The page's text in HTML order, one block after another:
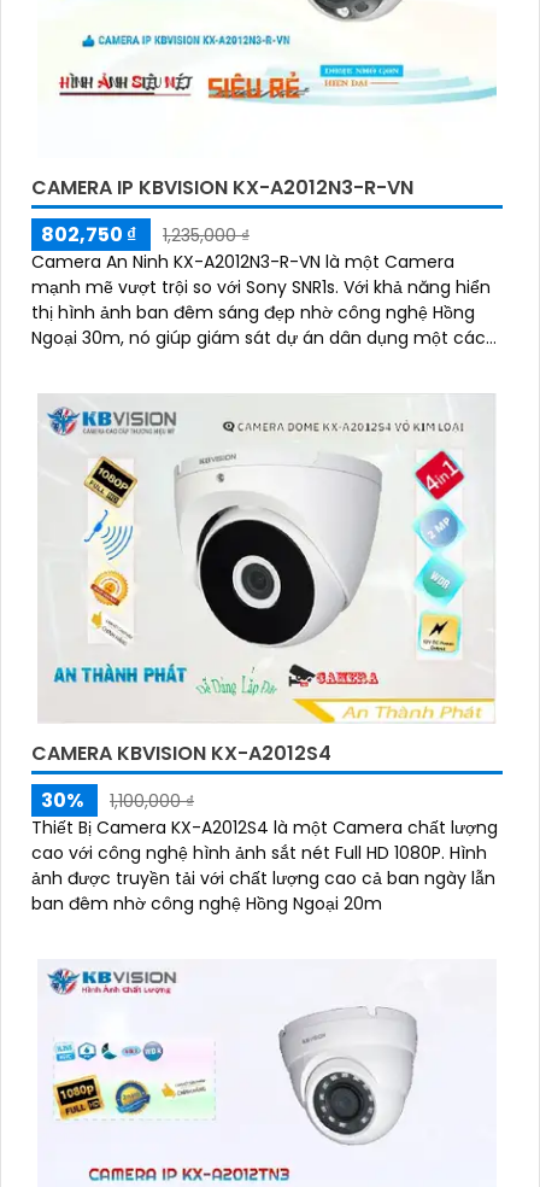
CAMERA IP KBVISION KX-A2012N3-R-VN
802,750 ₫
1,235,000 ₫
Camera An Ninh KX-A2012N3-R-VN là một Camera
mạnh mẽ vượt trội so với Sony SNR1s. Với khả năng hiển
thị hình ảnh ban đêm sáng đẹp nhờ công nghệ Hồng
Ngoại 30m, nó giúp giám sát dự án dân dụng một cách
CAMERA KBVISION KX-A2012S4
30%
1,100,000 ₫
Thiết Bị Camera KX-A2012S4 là một Camera chất lượng
cao với công nghệ hình ảnh sắt nét Full HD 1080P. Hình
ảnh được truyền tải với chất lượng cao cả ban ngày lẫn
ban đêm nhờ công nghệ Hồng Ngoại 20m